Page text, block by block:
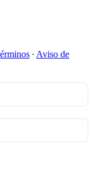
∙ Aviso de